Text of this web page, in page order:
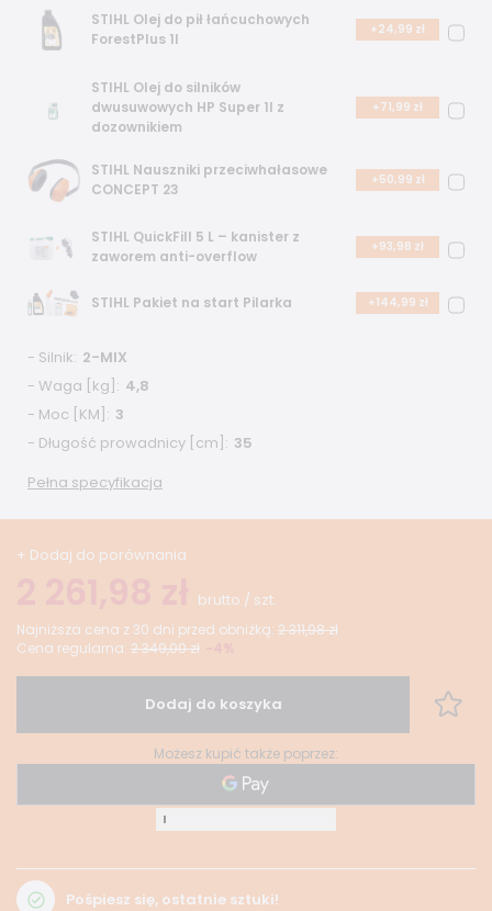
STIHL Olej do pił łańcuchowych
ForestPlus 1l
+24,99 zł
STIHL Olej do silników
dwusuwowych HP Super 1l z
dozownikiem
+71,99 zł
STIHL Nauszniki przeciwhałasowe
CONCEPT 23
+50,99 zł
STIHL QuickFill 5 L – kanister z
zaworem anti-overflow
+93,98 zł
STIHL Pakiet na start Pilarka +144,99 zł
- Silnik 2-MIX
- Waga [kg]
4,8
- Moc [KM]
3
- Długość prowadnicy [cm]
35
Pełna specyfikacja
+ Dodaj do porównania
brutto / szt.
Najniższa cena z 30 dni przed obniżką: 2 311,98 zł
Cena regularna: 2 349,00 zł
Dodaj do koszyka
Możesz kupić także poprzez:
Pośpiesz się, ostatnie sztuki!